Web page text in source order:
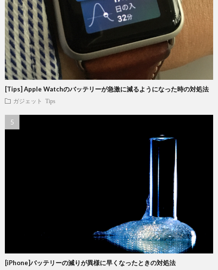
[Tips] Apple Watchのバッテリーが急激に減るようになった時の対処法
ガジェット Tips
[iPhone]バッテリーの減りが異様に早くなったときの対処法